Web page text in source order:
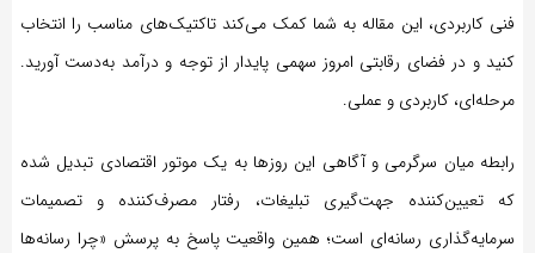
فنی کاربردی، این مقاله به شما کمک می‌کند تاکتیک‌های مناسب را انتخاب
کنید و در فضای رقابتی امروز سهمی پایدار از توجه و درآمد به‌دست آورید.
مرحله‌ای، کاربردی و عملی.
رابطه میان سرگرمی و آگاهی این روزها به یک موتور اقتصادی تبدیل شده
که تعیین‌کننده جهت‌گیری تبلیغات، رفتار مصرف‌کننده و تصمیمات
سرمایه‌گذاری رسانه‌ای است؛ همین واقعیت پاسخ به پرسش «چرا رسانه‌ها